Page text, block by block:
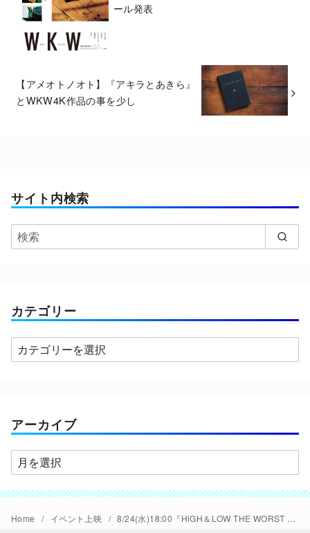
ール発表
【アメオトノオト】『アキラとあきら』
とWKW4K作品の事を少し
サイト内検索
カテゴリー
カ
テ
ー
アーカイブ
ア
ー
カ
イ
Home イベント上映 8/24(水)18:00『HiGH＆LOW THE WORST X』完成披露試写会＆PREMIUM LIVE SHOW ライブビューイング開催